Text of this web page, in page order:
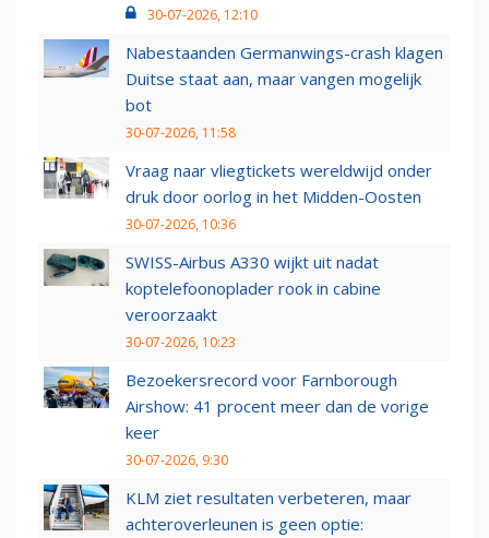
30-07-2026, 12:10
Nabestaanden Germanwings-crash klagen
Duitse staat aan, maar vangen mogelijk
bot
30-07-2026, 11:58
Vraag naar vliegtickets wereldwijd onder
druk door oorlog in het Midden-Oosten
30-07-2026, 10:36
SWISS-Airbus A330 wijkt uit nadat
koptelefoonoplader rook in cabine
veroorzaakt
30-07-2026, 10:23
Bezoekersrecord voor Farnborough
Airshow: 41 procent meer dan de vorige
keer
30-07-2026, 9:30
KLM ziet resultaten verbeteren, maar
achteroverleunen is geen optie: